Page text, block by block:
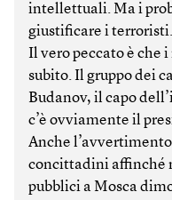
intellettuali. Ma i
giustificare i
Il vero peccato è che
subito. Il gruppo dei
Budanov, il capo
c’è ovviamente il
Anche
concittadini affinché
pubblici a Mosca